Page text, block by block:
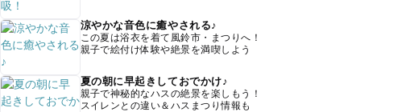
涼やかな音色に癒やされる♪
この夏は浴衣を着て風鈴市・まつりへ！
親子で絵付け体験や絶景を満喫しよう
夏の朝に早起きしておでかけ♪
親子で神秘的なハスの絶景を楽しもう！
スイレンとの違い＆ハスまつり情報も